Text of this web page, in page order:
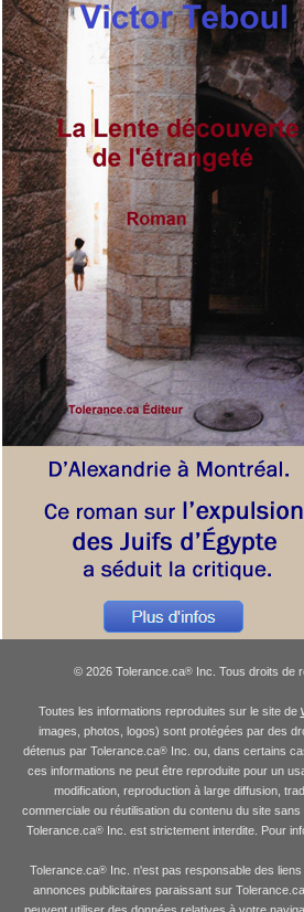
© 2026 Tolerance.ca®Inc. Tous droits de
Toutes les informations reproduites sur le site de
images, photos, logos) sont protégées par des
détenus par Tolerance.ca® Inc. ou, dans certains
ces informations ne peut être reproduite pour un
modification, reproduction à large diffusion,
commerciale ou réutilisation du contenu du site
Tolerance.ca® Inc. est strictement interdite. Pour
Tolerance.ca® Inc. n'est pas responsable des
annonces publicitaires paraissant sur Tolerance.ca